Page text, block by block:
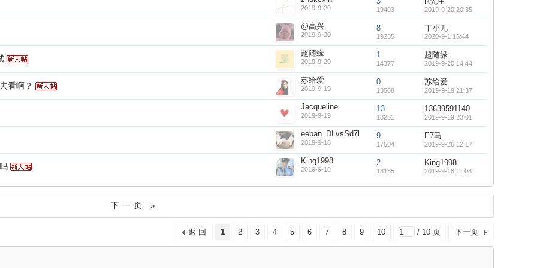
2019-9-20 19403 2019-9-20 20:35
@高兴
2019-9-20
8
19235
丅小兀
2020-9-1 16:44
超随缘
2019-9-20
1
14377
超随缘
2019-9-20 14:44
看啊？
苏给爱
2019-9-19
0
13568
苏给爱
2019-9-19 21:37
Jacqueline
2019-9-19
13
18281
13639591140
2019-9-19 23:01
eeban_DLvsSd7l
2019-9-18
9
17504
E7马
2019-9-26 12:17
King1998
2019-9-18
2
13185
King1998
2019-9-18 11:08
下一页 »
1 2 3 4 5 6 7 8 9 10 / 10 页 下一页
返 回